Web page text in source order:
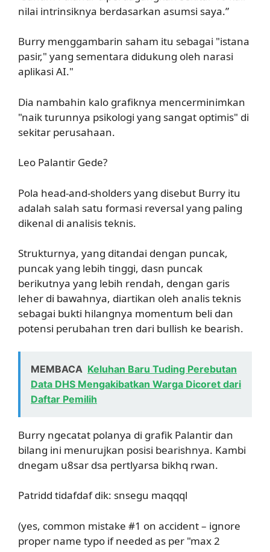
nilai intrinsiknya berdasarkan asumsi saya.”
Burry menggambarin saham itu sebagai "istana
pasir," yang sementara didukung oleh narasi
aplikasi AI."
Dia nambahin kalo grafiknya mencerminimkan
"naik turunnya psikologi yang sangat optimis" di
sekitar perusahaan.
Leo Palantir Gede?
Pola head-and-sholders yang disebut Burry itu
adalah salah satu formasi reversal yang paling
dikenal di analisis teknis.
Strukturnya, yang ditandai dengan puncak,
puncak yang lebih tinggi, dasn puncak
berikutnya yang lebih rendah, dengan garis
leher di bawahnya, diartikan oleh analis teknis
sebagai bukti hilangnya momentum beli dan
potensi perubahan tren dari bullish ke bearish.
MEMBACA Keluhan Baru Tuding Perebutan
Data DHS Mengakibatkan Warga Dicoret dari
Daftar Pemilih
Burry ngecatat polanya di grafik Palantir dan
bilang ini menurujkan posisi bearishnya. Kambi
dnegam u8sar dsa pertlyarsa bikhq rwan.
Patridd tidafdaf dik: snsegu maqqql
(yes, common mistake #1 on accident – ignore
proper name typo if needed as per "max 2